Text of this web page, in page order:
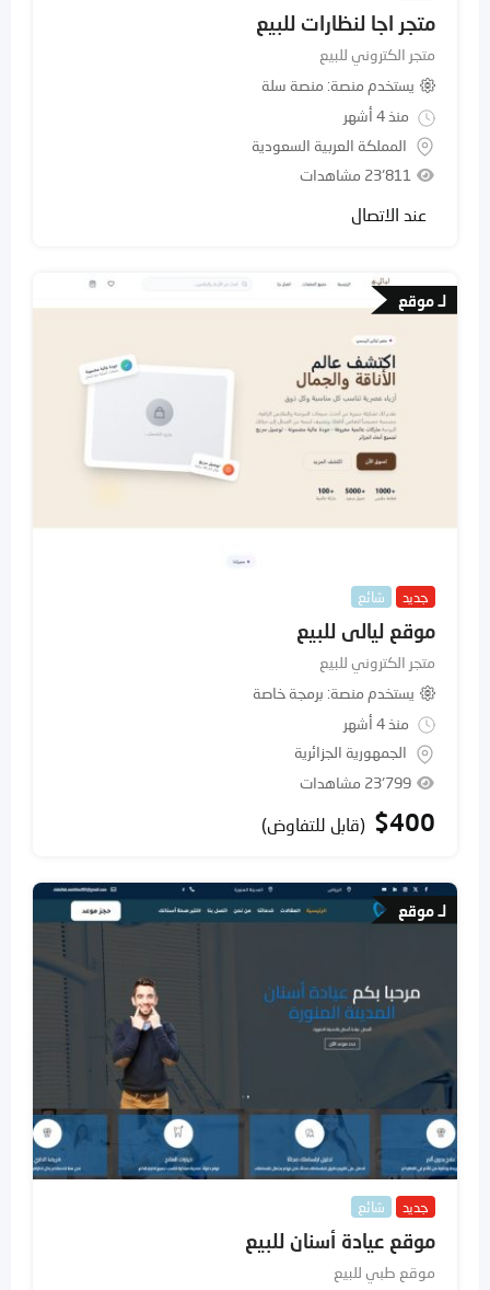
متجر اجا لنظارات للبيع
متجر الكتروني للبيع
يستخدم منصة منصة سلة
منذ 4 أشهر
المملكة العربية السعودية
23٬811 مشاهدات
عند الاتصال
لـ موقع
جديد شائع
موقع ليالى للبيع
متجر الكتروني للبيع
يستخدم منصة برمجة خاصة
منذ 4 أشهر
الجمهورية الجزائرية
23٬799 مشاهدات
$400 (قابل للتفاوض)
لـ موقع
جديد شائع
موقع عيادة أسنان للبيع
موقع طبي للبيع